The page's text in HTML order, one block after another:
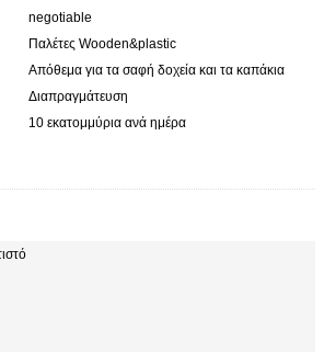
negotiable
Παλέτες Wooden&plastic
Απόθεμα για τα σαφή δοχεία και τα καπάκια
Διαπραγμάτευση
10 εκατομμύρια ανά ημέρα